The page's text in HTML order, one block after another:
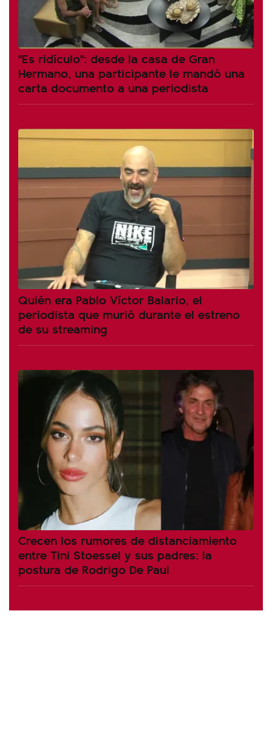
"Es ridículo": desde la casa de Gran
Hermano, una participante le mandó una
carta documento a una periodista
Quién era Pablo Víctor Balario, el
periodista que murió durante el estreno
de su streaming
Crecen los rumores de distanciamiento
entre Tini Stoessel y sus padres: la
postura de Rodrigo De Paul